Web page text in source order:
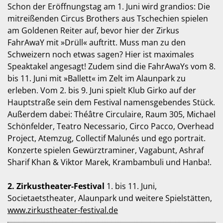
Schon der Eröffnungstag am 1. Juni wird grandios: Die
mitreißenden Circus Brothers aus Tschechien spielen
am Goldenen Reiter auf, bevor hier der Zirkus
FahrAwaY mit »Drüll« auftritt. Muss man zu den
Schweizern noch etwas sagen? Hier ist maximales
Speaktakel angesagt! Zudem sind die FahrAwaYs vom 8.
bis 11. Juni mit »Ballett« im Zelt im Alaunpark zu
erleben. Vom 2. bis 9. Juni spielt Klub Girko auf der
Hauptstraße sein dem Festival namensgebendes Stück.
Außerdem dabei: Théâtre Circulaire, Raum 305, Michael
Schönfelder, Teatro Necessario, Circo Pacco, Overhead
Project, Atemzug, Collectif Malunés und ego portrait.
Konzerte spielen Gewürztraminer, Vagabunt, Ashraf
Sharif Khan & Viktor Marek, Krambambuli und Hanba!.
2. Zirkustheater-Festival 1. bis 11. Juni,
Societaetstheater, Alaunpark und weitere Spielstätten,
www.zirkustheater-festival.de